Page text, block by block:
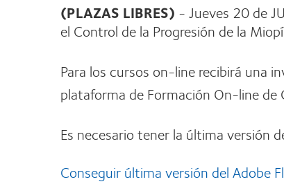
(PLAZAS LIBRES) - Jueves 20 de
el Control de la Progresión de la
Para los cursos on-line recibirá una
plataforma de Formación On-line de
Es necesario tener la última versión
Conseguir última versión del Adobe